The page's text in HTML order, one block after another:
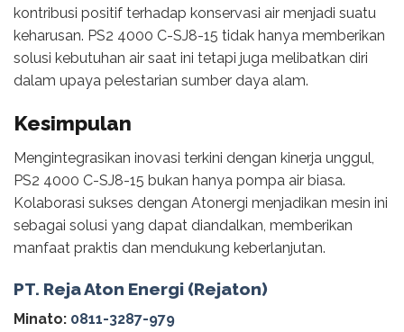
kontribusi positif terhadap konservasi air menjadi suatu
keharusan. PS2 4000 C-SJ8-15 tidak hanya memberikan
solusi kebutuhan air saat ini tetapi juga melibatkan diri
dalam upaya pelestarian sumber daya alam.
Kesimpulan
Mengintegrasikan inovasi terkini dengan kinerja unggul,
PS2 4000 C-SJ8-15 bukan hanya pompa air biasa.
Kolaborasi sukses dengan Atonergi menjadikan mesin ini
sebagai solusi yang dapat diandalkan, memberikan
manfaat praktis dan mendukung keberlanjutan.
PT. Reja Aton Energi (Rejaton)
Minato: 0811-3287-979